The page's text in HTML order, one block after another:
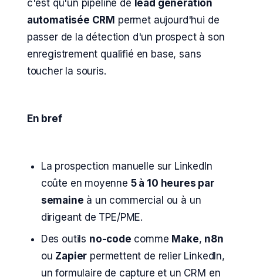
c'est qu'un pipeline de lead generation
automatisée CRM permet aujourd'hui de
passer de la détection d'un prospect à son
enregistrement qualifié en base, sans
toucher la souris.
En bref
La prospection manuelle sur LinkedIn
coûte en moyenne 5 à 10 heures par
semaine à un commercial ou à un
dirigeant de TPE/PME.
Des outils no-code comme Make, n8n
ou Zapier permettent de relier LinkedIn,
un formulaire de capture et un CRM en